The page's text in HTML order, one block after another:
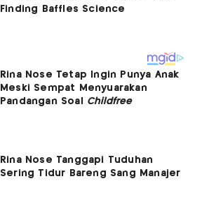
Rina Nose Tetap Ingin Punya Anak
Meski Sempat Menyuarakan
Pandangan Soal Childfree
Rina Nose Tanggapi Tuduhan
Sering Tidur Bareng Sang Manajer